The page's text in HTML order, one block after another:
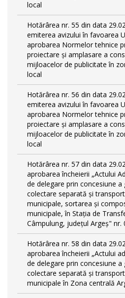
local
Hotărârea nr. 55 din data
emiterea avizului în favoarea
aprobarea Normelor tehnice
proiectare şi amplasare a
mijloacelor de publicitate în
local
Hotărârea nr. 56 din data
emiterea avizului în favoarea
aprobarea Normelor tehnice
proiectare şi amplasare a
mijloacelor de publicitate în
local
Hotărârea nr. 57 din data
aprobarea încheierii „Actului
de delegare prin concesiune
colectare separată și
municipale, sortarea și
municipale, în Stația de
Câmpulung, județul Argeș" nr.
Hotărârea nr. 58 din data
aprobarea încheierii „Actului
de delegare prin concesiune
colectare separată și
municipale în Zona centrală